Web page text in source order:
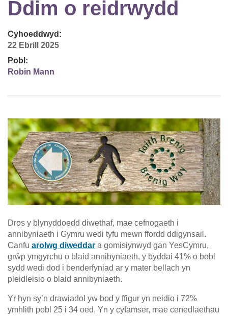
Ddim o reidrwydd
Cyhoeddwyd:
22 Ebrill 2025
Pobl:
Robin Mann
Dros y blynyddoedd diwethaf, mae cefnogaeth i
annibyniaeth i Gymru wedi tyfu mewn ffordd ddigynsail.
Canfu arolwg diweddar a gomisiynwyd gan YesCymru,
grŵp ymgyrchu o blaid annibyniaeth, y byddai 41% o bobl
sydd wedi dod i benderfyniad ar y mater bellach yn
pleidleisio o blaid annibyniaeth.
Yr hyn sy’n drawiadol yw bod y ffigur yn neidio i 72%
ymhlith pobl 25 i 34 oed. Yn y cyfamser, mae cenedlaethau